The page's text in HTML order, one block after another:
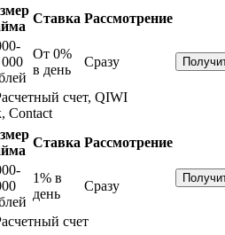
Ставка Рассмотрение
От 0%
в день
Сразу
счет, QIWI
Contact
Ставка Рассмотрение
1% в
день
Сразу
счет